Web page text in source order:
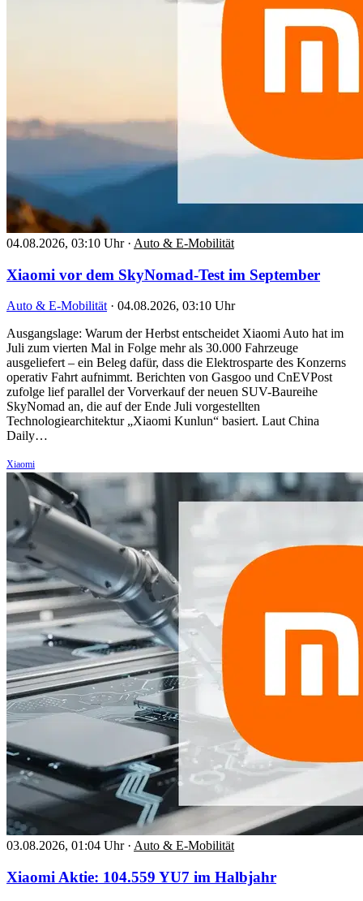
04.08.2026, 03:10 Uhr · Auto & E-Mobilität
Xiaomi vor dem SkyNomad-Test im September
Auto & E-Mobilität · 04.08.2026, 03:10 Uhr
Ausgangslage: Warum der Herbst entscheidet Xiaomi Auto hat im
Juli zum vierten Mal in Folge mehr als 30.000 Fahrzeuge
ausgeliefert – ein Beleg dafür, dass die Elektrosparte des Konzerns
operativ Fahrt aufnimmt. Berichten von Gasgoo und CnEVPost
zufolge lief parallel der Vorverkauf der neuen SUV-Baureihe
SkyNomad an, die auf der Ende Juli vorgestellten
Technologiearchitektur „Xiaomi Kunlun“ basiert. Laut China
Daily…
Xiaomi
03.08.2026, 01:04 Uhr · Auto & E-Mobilität
Xiaomi Aktie: 104.559 YU7 im Halbjahr